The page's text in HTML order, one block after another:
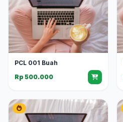
PCL 001 Buah
Rp 500.000